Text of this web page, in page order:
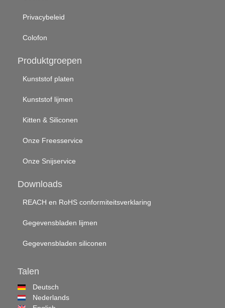
Privacybeleid
Colofon
Produktgroepen
Kunststof platen
Kunststof lijmen
Kitten & Siliconen
Onze Freesservice
Onze Snijservice
Downloads
REACH en RoHS conformiteitsverklaring
Gegevensbladen lijmen
Gegevensbladen siliconen
Talen
Deutsch
Nederlands